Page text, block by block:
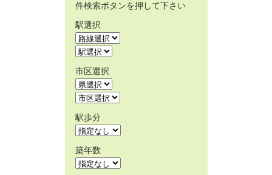
件検索ボタンを押して下さい
駅選択
市区選択
駅歩分
築年数